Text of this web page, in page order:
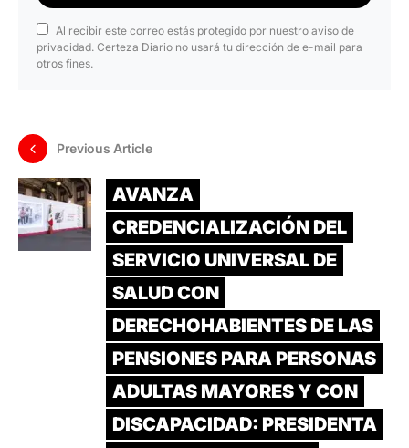
Al recibir este correo estás protegido por nuestro aviso de
privacidad. Certeza Diario no usará tu dirección de e-mail para
otros fines.
Previous Article
AVANZA
CREDENCIALIZACIÓN DEL
SERVICIO UNIVERSAL DE
SALUD CON
DERECHOHABIENTES DE LAS
PENSIONES PARA PERSONAS
ADULTAS MAYORES Y CON
DISCAPACIDAD: PRESIDENTA